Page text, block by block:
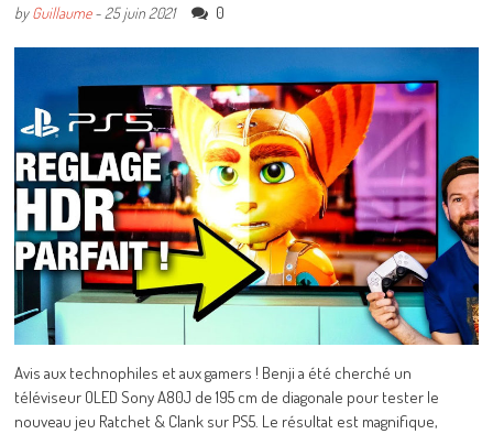
byGuillaume- 25 juin 2021 0
Avis aux technophiles et aux gamers ! Benji a été cherché un
téléviseur OLED Sony A80J de 195 cm de diagonale pour tester le
nouveau jeu Ratchet & Clank sur PS5. Le résultat est magnifique,